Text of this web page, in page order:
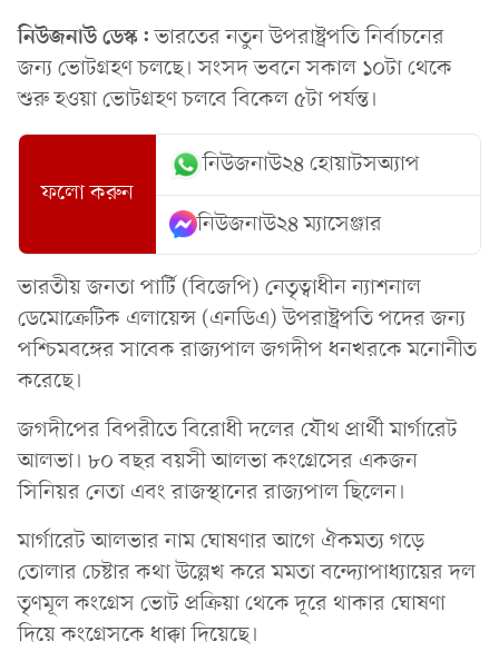
নিউজনাউ ডেস্ক:ভারতের নতুন উপরাষ্ট্রপতি নির্বাচনের
জন্য ভোটগ্রহণ চলছে। সংসদ ভবনে সকাল ১০টা থেকে
শুরু হওয়া ভোটগ্রহণ চলবে বিকেল ৫টা পর্যন্ত।
ফলো করুন
নিউজনাউ২৪ হোয়াটসঅ্যাপ
নিউজনাউ২৪ ম্যাসেঞ্জার
ভারতীয় জনতা পার্টি (বিজেপি) নেতৃত্বাধীন ন্যাশনাল
ডেমোক্রেটিক এলায়েন্স (এনডিএ) উপরাষ্ট্রপতি পদের জন্য
পশ্চিমবঙ্গের সাবেক রাজ্যপাল জগদীপ ধনখরকে মনোনীত
করেছে।
জগদীপের বিপরীতে বিরোধী দলের যৌথ প্রার্থী মার্গারেট
আলভা। ৮০ বছর বয়সী আলভা কংগ্রেসের একজন
সিনিয়র নেতা এবং রাজস্থানের রাজ্যপাল ছিলেন।
মার্গারেট আলভার নাম ঘোষণার আগে ঐকমত্য গড়ে
তোলার চেষ্টার কথা উল্লেখ করে মমতা বন্দ্যোপাধ্যায়ের দল
তৃণমূল কংগ্রেস ভোট প্রক্রিয়া থেকে দূরে থাকার ঘোষণা
দিয়ে কংগ্রেসকে ধাক্কা দিয়েছে।